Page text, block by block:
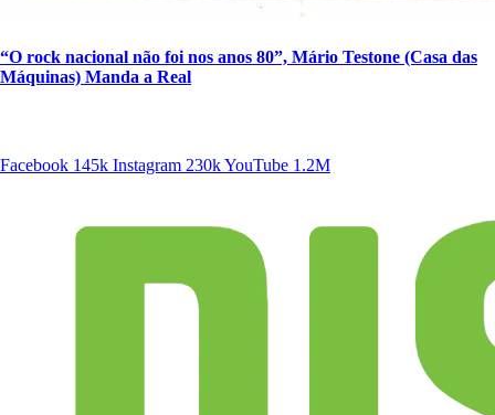
“O rock nacional não foi nos anos 80”, Mário Testone (Casa das
Máquinas) Manda a Real
Facebook 145k Instagram 230kYouTube 1.2M